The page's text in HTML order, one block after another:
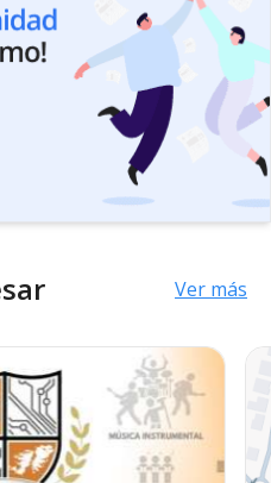
Ver más